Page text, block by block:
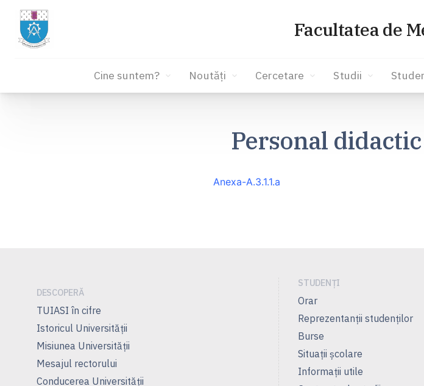
Facultatea de
Cine suntem? Noutăți Cercetare Studii
Personal
Anexa-A.3.1.1.a
DESCOPERĂ
TUIASI în cifre
Istoricul Universităţii
Misiunea Universităţii
Mesajul rectorului
Conducerea Universităţii
STUDENȚI
Orar
Reprezentanţii studenţilor
Burse
Situații școlare
Informații utile